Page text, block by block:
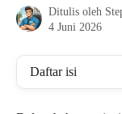
Ditulis oleh
4 Juni 2026
Daftar isi